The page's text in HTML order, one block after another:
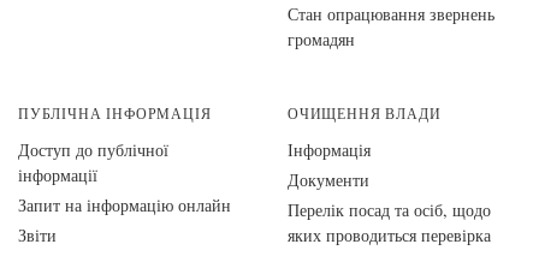
Стан опрацювання звернень
громадян
ПУБЛІЧНА ІНФОРМАЦІЯ
Доступ до публічної
інформації
Запит на інформацію онлайн
Звіти
ОЧИЩЕННЯ ВЛАДИ
Інформація
Документи
Перелік посад та осіб, щодо
яких проводиться перевірка